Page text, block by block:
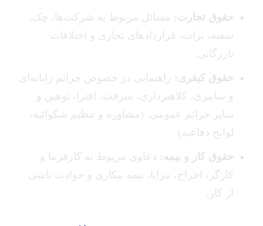
حقوق تجارت: مسائل مربوط به شرکت‌ها، چک،
سفته، برات، قراردادهای تجاری و اختلافات
بازرگانی.
حقوق کیفری: راهنمایی در خصوص جرائم رایانه‌ای
و سایبری، کلاهبرداری، سرقت، افترا، توهین و
سایر جرائم عمومی. (مشاوره و تنظیم شکوائیه،
لوایح دفاعیه)
حقوق کار و بیمه: دعاوی مربوط به کارفرما و
کارگر، اخراج، مزایا، بیمه بیکاری و حوادث ناشی
از کار.